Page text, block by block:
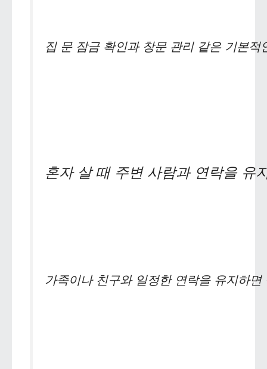
집 문 잠금 확인과 창문 관리 같은 기본
혼자 살 때 주변 사람과 연락을 유
가족이나 친구와 일정한 연락을 유지하